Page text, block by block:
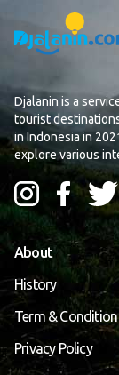
Djalanin is a
tourist
in Indonesia in
explore various
About
History
Term & Condition
Privacy Policy